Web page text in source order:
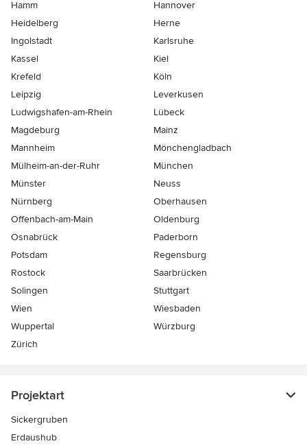
Hamm
Hannover
Heidelberg
Herne
Ingolstadt
Karlsruhe
Kassel
Kiel
Krefeld
Köln
Leipzig
Leverkusen
Ludwigshafen-am-Rhein
Lübeck
Magdeburg
Mainz
Mannheim
Mönchen­gladbach
Mülheim-an-der-Ruhr
München
Münster
Neuss
Nürnberg
Oberhausen
Offenbach-am-Main
Oldenburg
Osnabrück
Paderborn
Potsdam
Regensburg
Rostock
Saarbrücken
Solingen
Stuttgart
Wien
Wiesbaden
Wuppertal
Würzburg
Zürich
Projektart
Sickergruben
Erdaushub